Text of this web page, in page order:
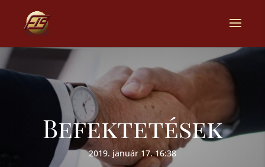
Befektetések
2019. január 17. 16:38